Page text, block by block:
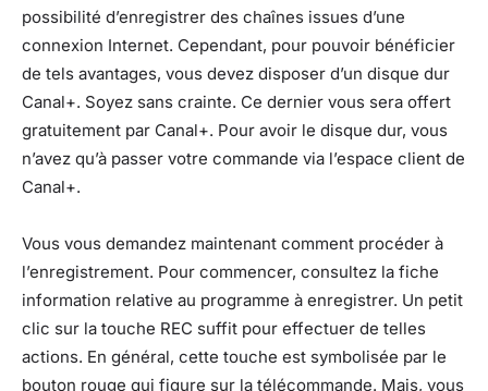
possibilité d’enregistrer des chaînes issues d’une
connexion Internet. Cependant, pour pouvoir bénéficier
de tels avantages, vous devez disposer d’un disque dur
Canal+. Soyez sans crainte. Ce dernier vous sera offert
gratuitement par Canal+. Pour avoir le disque dur, vous
n’avez qu’à passer votre commande via l’espace client de
Canal+.
Vous vous demandez maintenant comment procéder à
l’enregistrement. Pour commencer, consultez la fiche
information relative au programme à enregistrer. Un petit
clic sur la touche REC suffit pour effectuer de telles
actions. En général, cette touche est symbolisée par le
bouton rouge qui figure sur la télécommande. Mais, vous